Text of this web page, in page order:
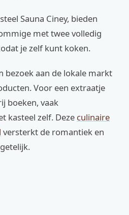
Sauna Ciney, bieden
met twee volledig
je zelf kunt koken.
bezoek aan de lokale markt
Voor een extraatje
boeken, vaak
kasteel zelf. Deze culinaire
versterkt de romantiek en